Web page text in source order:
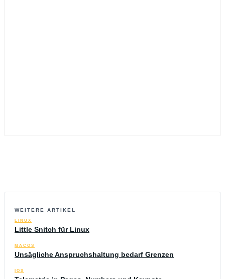
WEITERE ARTIKEL
LINUX
Little Snitch für Linux
MACOS
Unsägliche Anspruchshaltung bedarf Grenzen
IOS